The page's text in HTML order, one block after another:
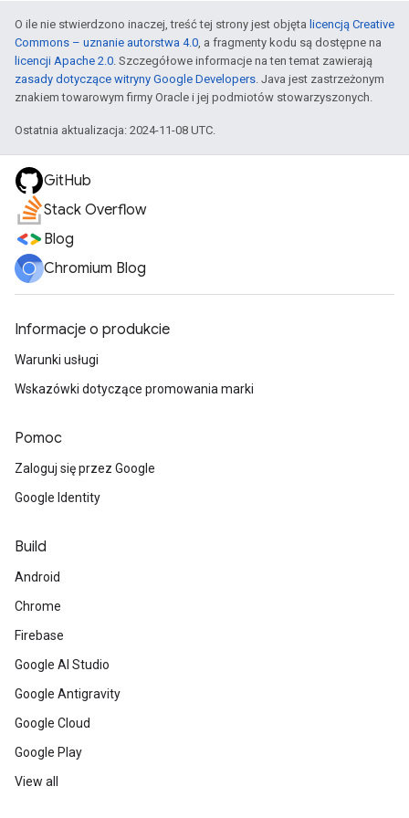
O ile nie stwierdzono inaczej, treść tej strony jest objęta licencją Creative
Commons – uznanie autorstwa 4.0, a fragmenty kodu są dostępne na
licencji Apache 2.0. Szczegółowe informacje na ten temat zawierają
zasady dotyczące witryny Google Developers. Java jest zastrzeżonym
znakiem towarowym firmy Oracle i jej podmiotów stowarzyszonych.
Ostatnia aktualizacja: 2024-11-08 UTC.
GitHub
Stack Overflow
Blog
Chromium Blog
Informacje o produkcie
Warunki usługi
Wskazówki dotyczące promowania marki
Pomoc
Zaloguj się przez Google
Google Identity
Build
Android
Chrome
Firebase
Google AI Studio
Google Antigravity
Google Cloud
Google Play
View all